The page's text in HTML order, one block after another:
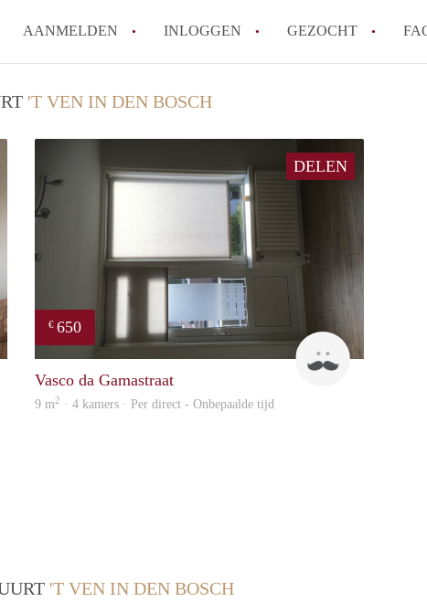
AANMELDEN INLOGGEN GEZOCHT
Wat is de privacyverklaring van
Is KamerDenBosch
in Den Bosch?
Alle veelgestelde vragen
'T VEN IN DEN BOSCH
DELEN
€ 650
Vasco da Gamastraat
9 m2 · 4 kamers · Per direct - Onbepaalde tijd
'T VEN IN DEN BOSCH